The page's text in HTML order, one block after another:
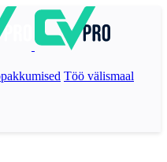
Töö välismaal